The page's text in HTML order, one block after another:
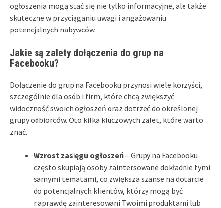
ogłoszenia mogą stać się nie tylko informacyjne, ale także
skuteczne w przyciąganiu uwagi i angażowaniu
potencjalnych nabywców.
Jakie są zalety dołączenia do grup na
Facebooku?
Dołączenie do grup na Facebooku przynosi wiele korzyści,
szczególnie dla osób i firm, które chcą zwiększyć
widoczność swoich ogłoszeń oraz dotrzeć do określonej
grupy odbiorców. Oto kilka kluczowych zalet, które warto
znać.
Wzrost zasięgu ogłoszeń– Grupy na Facebooku
często skupiają osoby zaintersowane dokładnie tymi
samymi tematami, co zwiększa szanse na dotarcie
do potencjalnych klientów, którzy mogą być
naprawdę zainteresowani Twoimi produktami lub